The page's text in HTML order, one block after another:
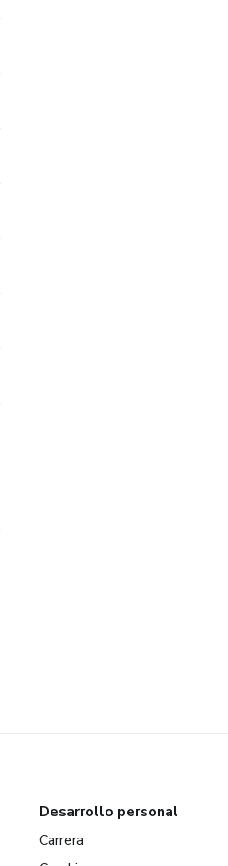
Desarrollo personal
Carrera